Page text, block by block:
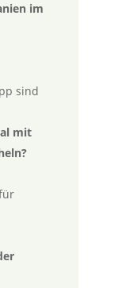
im
sind
mit